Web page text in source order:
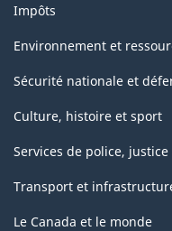
Impôts
Environnement et
Sécurité nationale et
Culture, histoire et sport
Services de police,
Transport et
Le Canada et le monde